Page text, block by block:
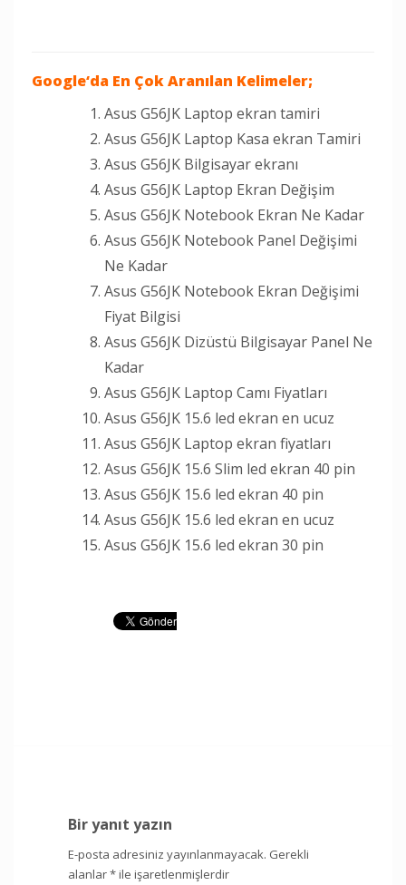
Google‘da En Çok Aranılan Kelimeler;
Asus G56JK Laptop ekran tamiri
Asus G56JK Laptop Kasa ekran Tamiri
Asus G56JK Bilgisayar ekranı
Asus G56JK Laptop Ekran Değişim
Asus G56JK Notebook Ekran Ne Kadar
Asus G56JK Notebook Panel Değişimi
Ne Kadar
Asus G56JK Notebook Ekran Değişimi
Fiyat Bilgisi
Asus G56JK Dizüstü Bilgisayar Panel Ne
Kadar
Asus G56JK Laptop Camı Fiyatları
Asus G56JK 15.6 led ekran en ucuz
Asus G56JK Laptop ekran fiyatları
Asus G56JK 15.6 Slim led ekran 40 pin
Asus G56JK 15.6 led ekran 40 pin
Asus G56JK 15.6 led ekran en ucuz
Asus G56JK 15.6 led ekran 30 pin
Bir yanıt yazın
E-posta adresiniz yayınlanmayacak. Gerekli
alanlar*ile işaretlenmişlerdir